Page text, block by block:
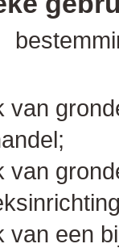
van
van
van een